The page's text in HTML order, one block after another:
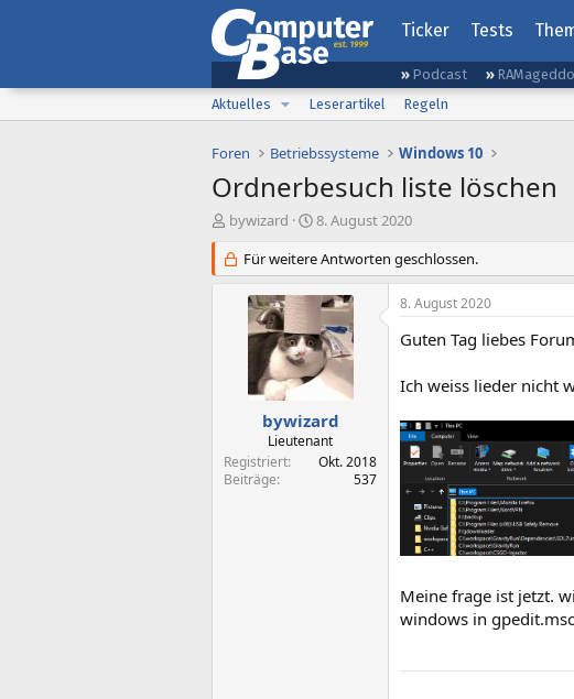
Ticker Tests
Podcast
Aktuelles
Leserartikel Regeln
Foren Betriebssysteme Windows 10
Ordnerbesuch liste löschen
E
s
t
bywizard
E
s
t
e
l
t
a
8. August 2020
Für weitere Antworten geschlossen.
bywizard
Lieutenant
Registriert
Okt. 2018
Beiträge
537
8. August 2020
Guten Tag liebes
Ich weiss lieder nicht
Meine frage ist jetzt.
windows in